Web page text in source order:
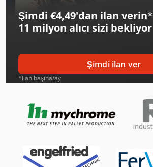
Hermle C 400
Kapema Bm 25
Krone Bdf
Mercedes-Benz V
Panhans 245/10
Panhans 334/20
Şimdi €4,49'dan ilan verin*
11 milyon alıcı sizi bekliyor
Şimdi ilan ver
*ilan başına/ay